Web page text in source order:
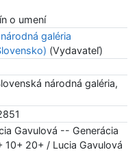
o umení
galéria
(Vydavateľ)
národná galéria,
Gavulová -- Generácia
10+ 20+ / Lucia Gavulová